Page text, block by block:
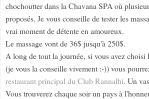
chochoutter dans la Chavana SPA où
proposés. Je vous conseille de tester les
vrai moment de détente en amoureux.
Le massage vont de 36$ jusqu'à 250$.
A long de tout la journée, si vous avez
(je vous la conseille vivement :-)) vous
restaurant principal du Club Rannalhi. Un
Vous trouverez chaque soir un pays à